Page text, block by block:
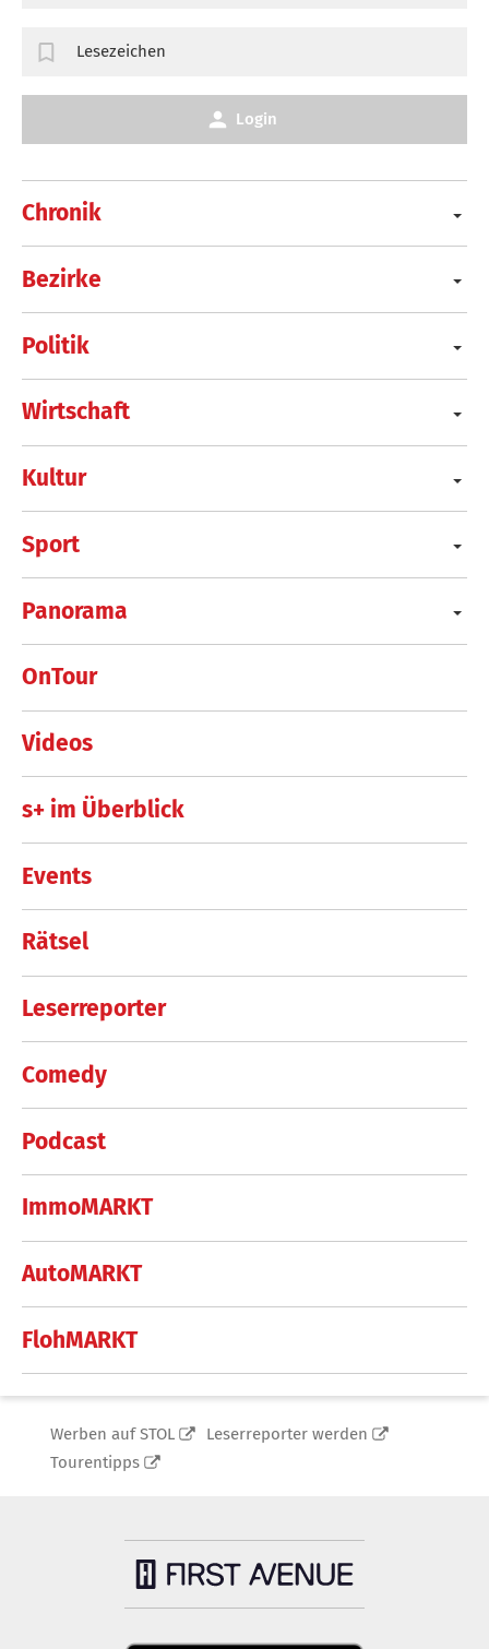
Chronik
Bezirke
Politik
Wirtschaft
Kultur
Sport
Panorama
OnTour
Videos
s+ im Überblick
Events
Rätsel
Leserreporter
Comedy
Podcast
ImmoMARKT
AutoMARKT
FlohMARKT
Lesezeichen
Login
Werben auf STOL
Leserreporter werden
Tourentipps